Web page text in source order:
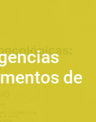
de